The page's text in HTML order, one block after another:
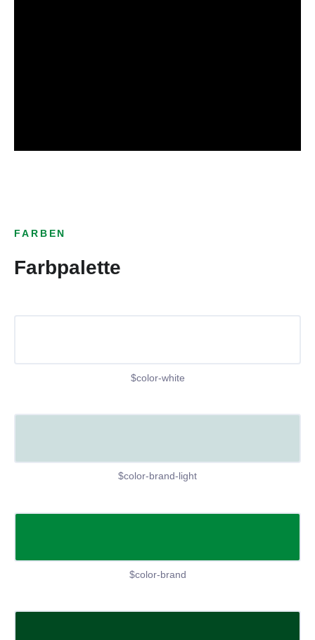
FARBEN
Farbpalette
$color-white
$color-brand-light
$color-brand